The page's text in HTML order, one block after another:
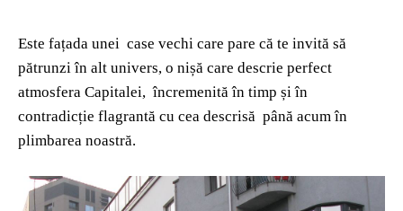
Este fațada unei case vechi care pare că te invită să
pătrunzi în alt univers, o nișă care descrie perfect
atmosfera Capitalei, încremenită în timp și în
contradicție flagrantă cu cea descrisă până acum în
plimbarea noastră.